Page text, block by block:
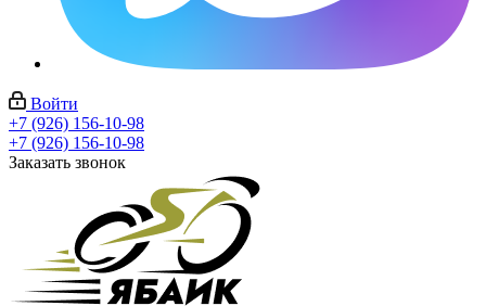
Войти
+7 (926) 156-10-98
+7 (926) 156-10-98
Заказать звонок